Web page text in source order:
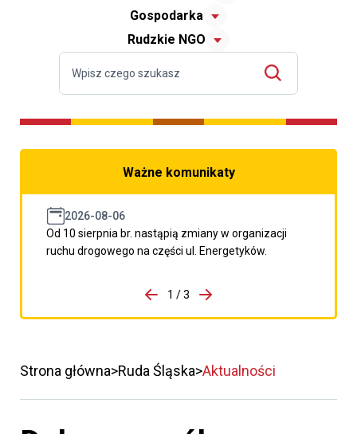
Gospodarka
Rudzkie NGO
Ważne komunikaty
2026-08-06
Od 10 sierpnia br. nastąpią zmiany w organizacji
ruchu drogowego na części ul. Energetyków.
porzpedniego komunikatu
1 / 3
Przejdź do następnego
Strona główna Ruda Śląska Aktualności